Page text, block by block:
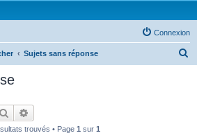
Connexion
Sujets sans réponse
Rechercher
trouvés • Page 1 sur 1